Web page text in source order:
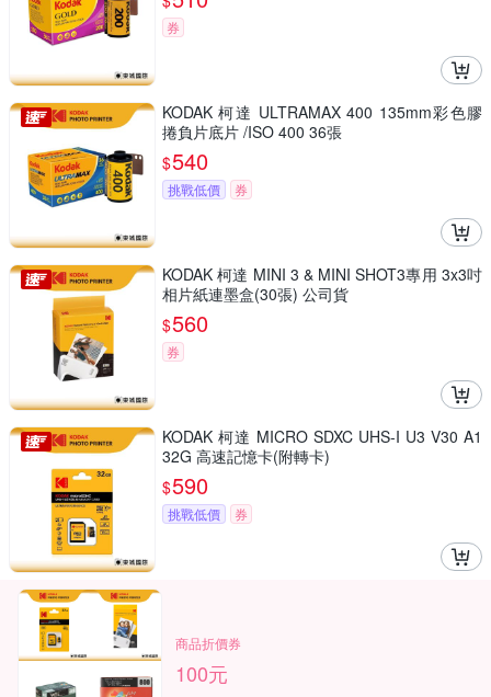
券
KODAK 柯達 ULTRAMAX 400 135mm彩色膠
捲負片底片 /ISO 400 36張
$540
挑戰低價 券
KODAK 柯達 MINI 3 & MINI SHOT3專用 3x3吋
相片紙連墨盒(30張) 公司貨
$560
券
KODAK 柯達 MICRO SDXC UHS-I U3 V30 A1
32G 高速記憶卡(附轉卡)
$590
挑戰低價 券
商品折價券
100元